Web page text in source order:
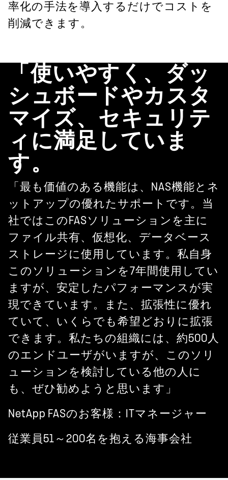
率化の手法を導入するだけでコストを
削減できます。
「使いやすく、ダッ
シュボードやカスタ
マイズ、セキュリテ
ィに満足していま
す。
「最も価値のある機能は、NAS機能とネ
ットアップの優れたサポートです。当
社ではこのFASソリューションを主に
ファイル共有、仮想化、データベース
ストレージに使用しています。私自身
このソリューションを7年間使用してい
ますが、安定したパフォーマンスが実
現できています。また、拡張性に優れ
ていて、いくらでも希望どおりに拡張
できます。私たちの組織には、約500人
のエンドユーザがいますが、このソリ
ューションを検討している他の人に
も、ぜひ勧めようと思います」
NetApp FASのお客様：ITマネージャー
従業員51～200名を抱える海事会社